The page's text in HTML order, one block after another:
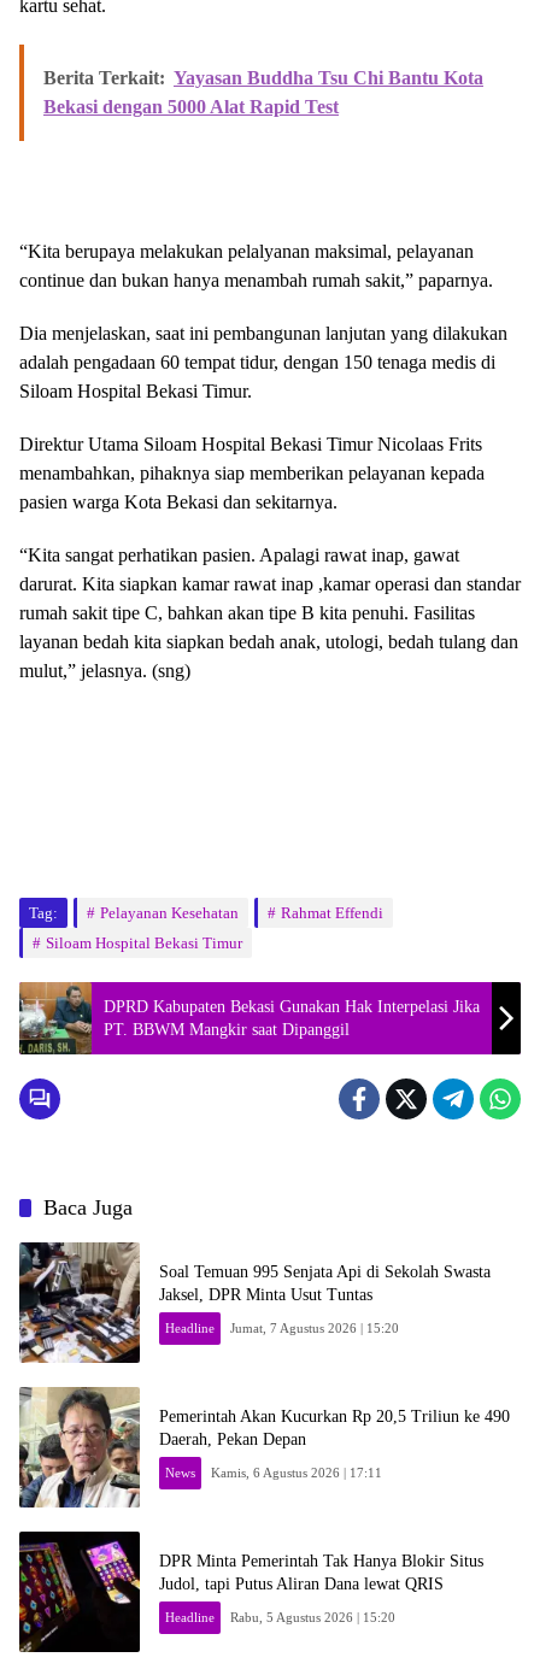
kartu sehat.
Berita Terkait: Yayasan Buddha Tsu Chi Bantu Kota
Bekasi dengan 5000 Alat Rapid Test
“Kita berupaya melakukan pelalyanan maksimal, pelayanan
continue dan bukan hanya menambah rumah sakit,” paparnya.
Dia menjelaskan, saat ini pembangunan lanjutan yang dilakukan
adalah pengadaan 60 tempat tidur, dengan 150 tenaga medis di
Siloam Hospital Bekasi Timur.
Direktur Utama Siloam Hospital Bekasi Timur Nicolaas Frits
menambahkan, pihaknya siap memberikan pelayanan kepada
pasien warga Kota Bekasi dan sekitarnya.
“Kita sangat perhatikan pasien. Apalagi rawat inap, gawat
darurat. Kita siapkan kamar rawat inap ,kamar operasi dan standar
rumah sakit tipe C, bahkan akan tipe B kita penuhi. Fasilitas
layanan bedah kita siapkan bedah anak, utologi, bedah tulang dan
mulut,” jelasnya. (sng)
Tag: Pelayanan Kesehatan
Rahmat Effendi
Siloam Hospital Bekasi Timur
DPRD Kabupaten Bekasi Gunakan Hak Interpelasi Jika
PT. BBWM Mangkir saat Dipanggil
Baca Juga
Soal Temuan 995 Senjata Api di Sekolah Swasta
Jaksel, DPR Minta Usut Tuntas
Headline Jumat, 7 Agustus 2026 | 15:20
Pemerintah Akan Kucurkan Rp 20,5 Triliun ke 490
Daerah, Pekan Depan
News Kamis, 6 Agustus 2026 | 17:11
DPR Minta Pemerintah Tak Hanya Blokir Situs
Judol, tapi Putus Aliran Dana lewat QRIS
Headline Rabu, 5 Agustus 2026 | 15:20